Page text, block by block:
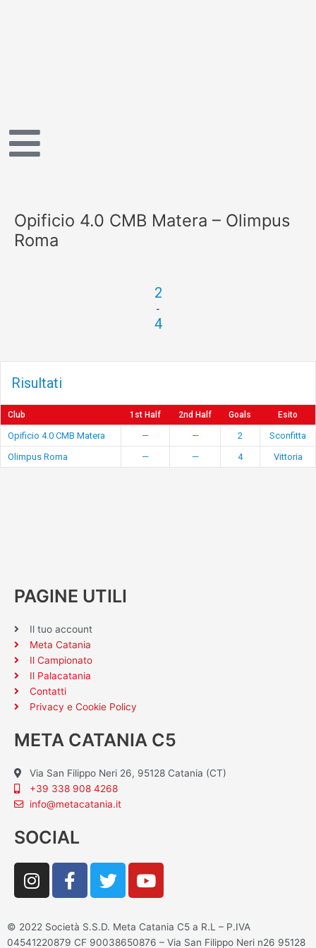
Opificio 4.0 CMB Matera – Olimpus
Roma
2
-
4
Risultati
Club 1st Half 2nd Half Goals Esito
Opificio 4.0 CMB Matera — — 2
Sconfitta
Olimpus Roma
— — 4 Vittoria
PAGINE UTILI
Il tuo account
Meta Catania
Il Campionato
Il Palacatania
Contatti
Privacy e Cookie Policy
META CATANIA C5
Via San Filippo Neri 26, 95128 Catania (CT)
+39 338 908 4268
info@metacatania.it
SOCIAL
I
n
t
a
F
a
e
b
T
w
t
t
Y
o
t
u
© 2022 Società S.S.D. Meta Catania C5 a R.L – P.IVA
04541220879 CF 90038650876 – Via San Filippo Neri n26 95128